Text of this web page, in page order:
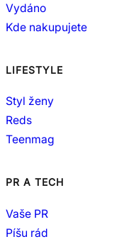
Vydáno
Kde nakupujete
LIFESTYLE
Styl ženy
Reds
Teenmag
PR A TECH
Vaše PR
Píšu rád